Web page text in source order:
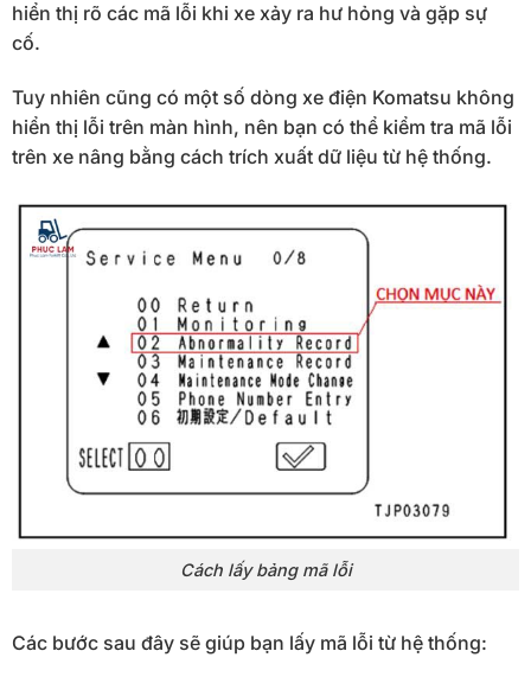
hiển thị rõ các mã lỗi khi xe xảy ra hư hỏng và gặp sự
cố.
Tuy nhiên cũng có một số dòng xe điện Komatsu không
hiển thị lỗi trên màn hình, nên bạn có thể kiểm tra mã lỗi
trên xe nâng bằng cách trích xuất dữ liệu từ hệ thống.
Cách lấy bảng mã lỗi
Các bước sau đây sẽ giúp bạn lấy mã lỗi từ hệ thống: